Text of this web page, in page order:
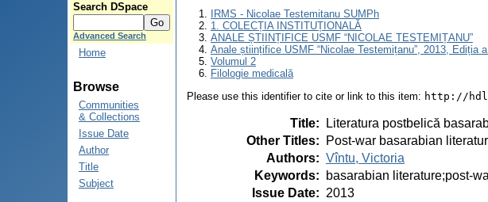
Search DSpace
Advanced Search
Home
Browse
Communities
& Collections
Issue Date
Author
Title
Subject
IRMS - Nicolae Testemitanu SUMPh
1. COLECȚIA INSTITUȚIONALĂ
ANALE ȘTIINȚIFICE USMF “NICOLAE TESTEMIȚANU”
Anale științifice USMF “Nicolae Testemițanu”, 2013, Ediția
Volumul 2
Filologie medicală
Please use this identifier to cite or link to this item: http://
Title:
Literatura postbelică
Other Titles:
Post-war basarabian
Authors: Vîntu, Victoria
Keywords:
basarabian literature;post-
Issue Date: 2013